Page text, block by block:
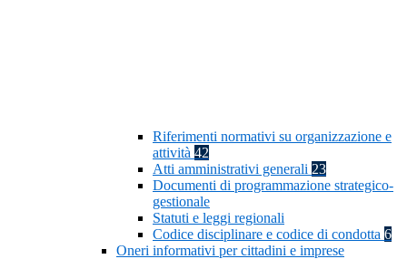
Riferimenti normativi su organizzazione e
attività 42
Atti amministrativi generali 23
Documenti di programmazione strategico-
gestionale
Statuti e leggi regionali
Codice disciplinare e codice di condotta 6
Oneri informativi per cittadini e imprese